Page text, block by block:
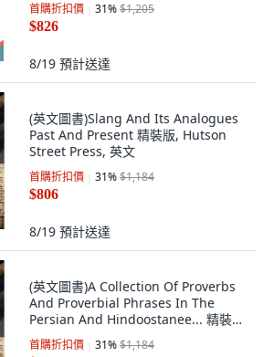
首購折扣價 31%$1,205
$826
8/19 預計送達
(英文圖書)Slang And Its Analogues
Past And Present 精裝版, Hutson
Street Press, 英文
首購折扣價 31%$1,184
$806
8/19 預計送達
(英文圖書)A Collection Of Proverbs
And Proverbial Phrases In The
Persian And Hindoostanee... 精裝
版, Hutson Street Press, 英文
首購折扣價 31%$1,184